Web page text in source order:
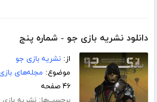
دانلود نشریه بازی جو - شماره پنج
از:نشریه بازی جو
موضوع: مجله‌های بازی
۴۶ صفحه
نشریه